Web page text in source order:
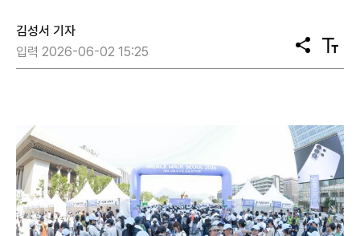
김성서 기자
입력 2026-06-02 15:25
공
유
텍
스